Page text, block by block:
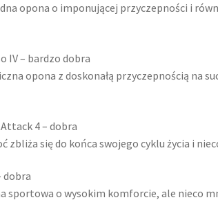
opona o imponującej przyczepności i
IV – bardzo dobra
opona z doskonałą przyczepnością na
4 – dobra
zbliża się do końca swojego cyklu życia i
dobra
sportowa o wysokim komforcie, ale nieco